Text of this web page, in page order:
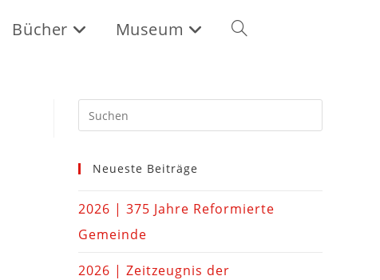
Bücher Museum
Neueste Beiträge
2026 | 375 Jahre Reformierte
Gemeinde
2026 | Zeitzeugnis der